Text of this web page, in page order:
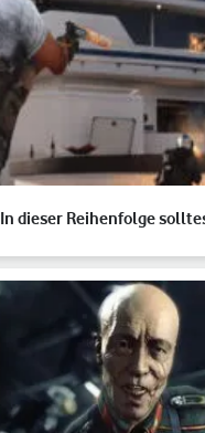
dieser Reihenfolge